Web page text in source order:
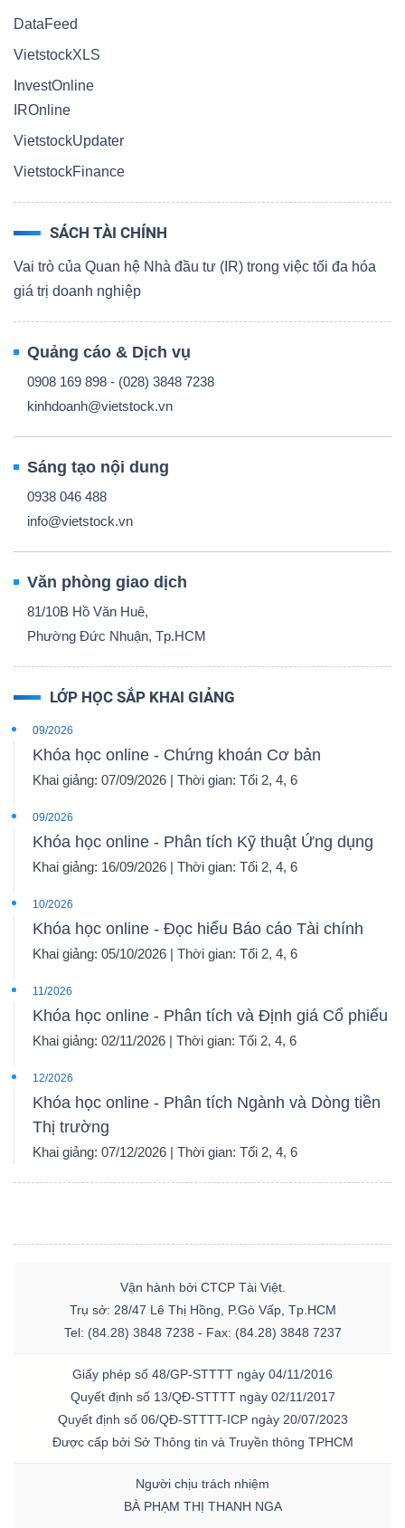
DataFeed
VietstockXLS
InvestOnline
IROnline
VietstockUpdater
VietstockFinance
SÁCH TÀI CHÍNH
Vai trò của Quan hệ Nhà đầu tư (IR) trong việc tối đa hóa
giá trị doanh nghiệp
Quảng cáo & Dịch vụ
0908 169 898 - (028) 3848 7238
kinhdoanh@vietstock.vn
Sáng tạo nội dung
0938 046 488
info@vietstock.vn
Văn phòng giao dịch
81/10B Hồ Văn Huê,
Phường Đức Nhuận, Tp.HCM
LỚP HỌC SẮP KHAI GIẢNG
09/2026
Khóa học online - Chứng khoán Cơ bản
Khai giảng: 07/09/2026 | Thời gian: Tối 2, 4, 6
09/2026
Khóa học online - Phân tích Kỹ thuật Ứng dụng
Khai giảng: 16/09/2026 | Thời gian: Tối 2, 4, 6
10/2026
Khóa học online - Đọc hiểu Báo cáo Tài chính
Khai giảng: 05/10/2026 | Thời gian: Tối 2, 4, 6
11/2026
Khóa học online - Phân tích và Định giá Cổ phiếu
Khai giảng: 02/11/2026 | Thời gian: Tối 2, 4, 6
12/2026
Khóa học online - Phân tích Ngành và Dòng tiền
Thị trường
Khai giảng: 07/12/2026 | Thời gian: Tối 2, 4, 6
Vận hành bởi CTCP Tài Việt.
Trụ sở: 28/47 Lê Thị Hồng, P.Gò Vấp, Tp.HCM
Tel: (84.28) 3848 7238 - Fax: (84.28) 3848 7237
Giấy phép số 48/GP-STTTT ngày 04/11/2016
Quyết định số 13/QĐ-STTTT ngày 02/11/2017
Quyết định số 06/QĐ-STTTT-ICP ngày 20/07/2023
Được cấp bởi Sở Thông tin và Truyền thông TPHCM
Người chịu trách nhiệm
BÀ PHẠM THỊ THANH NGA